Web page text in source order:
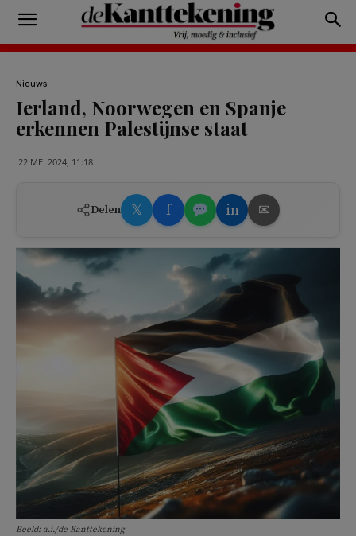
Nieuws
Ierland, Noorwegen en Spanje
erkennen Palestijnse staat
22 MEI 2024, 11:18
Delen 𝕏 f in ✉
Beeld: a.i./de Kanttekening